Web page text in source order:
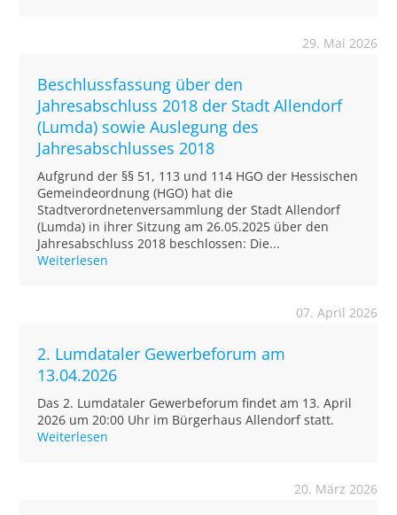
29. Mai 2026
Beschlussfassung über den
Jahresabschluss 2018 der Stadt Allendorf
(Lumda) sowie Auslegung des
Jahresabschlusses 2018
Aufgrund der §§ 51, 113 und 114 HGO der Hessischen
Gemeindeordnung (HGO) hat die
Stadtverordnetenversammlung der Stadt Allendorf
(Lumda) in ihrer Sitzung am 26.05.2025 über den
Jahresabschluss 2018 beschlossen: Die...
Weiterlesen
07. April 2026
2. Lumdataler Gewerbeforum am
13.04.2026
Das 2. Lumdataler Gewerbeforum findet am 13. April
2026 um 20:00 Uhr im Bürgerhaus Allendorf statt.
Weiterlesen
20. März 2026